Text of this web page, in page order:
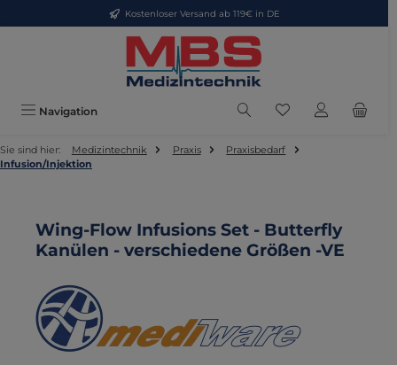
Zum Hauptinhalt springenKostenloser Versand ab 119€ in DE
Navigation Du hast 0
Sie sind hier: Medizintechnik Praxis
Praxisbedarf
Infusion/Injektion
Wing-Flow Infusions Set - Butterfly
Kanülen - verschiedene Größen -VE